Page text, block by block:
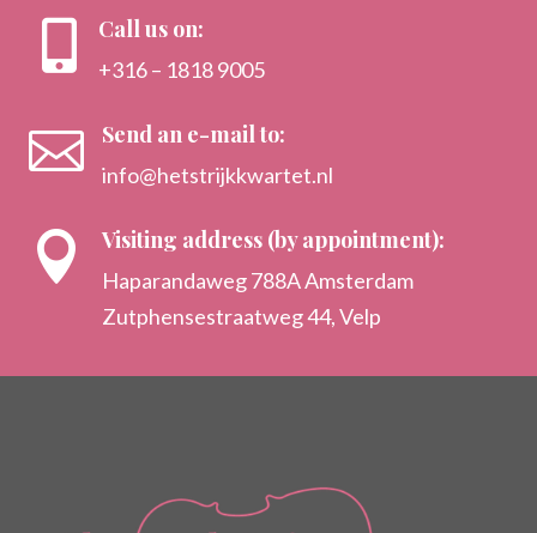
 Call us on:
+316 – 1818 9005
 Send an e-mail to:
info@hetstrijkkwartet.nl
 Visiting address (by appointment):
Haparandaweg 788A Amsterdam
Zutphensestraatweg 44, Velp